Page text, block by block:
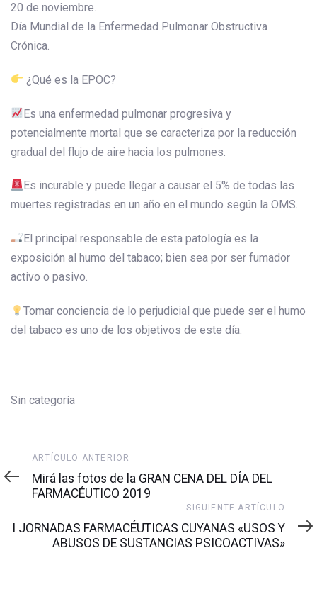
20 de noviembre.
Día Mundial de la Enfermedad Pulmonar Obstructiva
Crónica.
¿Qué es la EPOC?
Es una enfermedad pulmonar progresiva y
potencialmente mortal que se caracteriza por la reducción
gradual del flujo de aire hacia los pulmones.
Es incurable y puede llegar a causar el 5% de todas las
muertes registradas en un año en el mundo según la OMS.
El principal responsable de esta patología es la
exposición al humo del tabaco; bien sea por ser fumador
activo o pasivo.
Tomar conciencia de lo perjudicial que puede ser el humo
del tabaco es uno de los objetivos de este día.
Sin categoría
Artículo
anterior
ARTÍCULO ANTERIOR
Mirá las fotos de la GRAN CENA DEL DÍA DEL
FARMACÉUTICO 2019
artículo
SIGUIENTE ARTÍCULO
I JORNADAS FARMACÉUTICAS CUYANAS «USOS Y
ABUSOS DE SUSTANCIAS PSICOACTIVAS»